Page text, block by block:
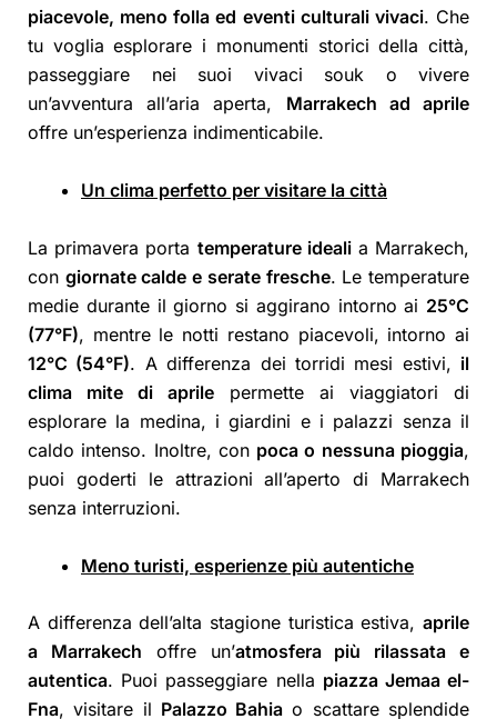
piacevole, meno folla ed eventi culturali vivaci. Che
tu voglia esplorare i monumenti storici della città,
passeggiare nei suoi vivaci souk o vivere
un’avventura all’aria aperta, Marrakech ad aprile
offre un’esperienza indimenticabile.
Un clima perfetto per visitare la città
La primavera porta temperature idealia Marrakech,
con giornate calde e serate fresche. Le temperature
medie durante il giorno si aggirano intorno ai 25°C
(77°F), mentre le notti restano piacevoli, intorno ai
12°C (54°F). A differenza dei torridi mesi estivi, il
clima mite di aprile permette ai viaggiatori di
esplorare la medina, i giardini e i palazzi senza il
caldo intenso. Inoltre, con poca o nessuna pioggia,
puoi goderti le attrazioni all’aperto di Marrakech
senza interruzioni.
Meno turisti, esperienze più autentiche
A differenza dell’alta stagione turistica estiva, aprile
a Marrakech offre un’atmosfera più rilassata e
autentica. Puoi passeggiare nella piazza Jemaa el-
Fna, visitare il Palazzo Bahia o scattare splendide